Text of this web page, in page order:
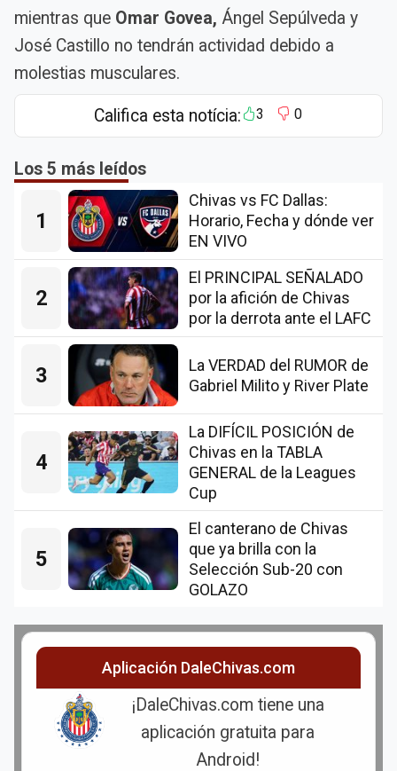
mientras que Omar Govea, Ángel Sepúlveda y
José Castillo no tendrán actividad debido a
molestias musculares.
Califica esta notícia: 3 0
Los 5 más leídos
1
Chivas vs FC Dallas:
Horario, Fecha y dónde ver
EN VIVO
2
El PRINCIPAL SEÑALADO
por la afición de Chivas
por la derrota ante el LAFC
3
La VERDAD del RUMOR de
Gabriel Milito y River Plate
4
La DIFÍCIL POSICIÓN de
Chivas en la TABLA
GENERAL de la Leagues
Cup
5
El canterano de Chivas
que ya brilla con la
Selección Sub-20 con
GOLAZO
Aplicación DaleChivas.com
¡DaleChivas.com tiene una
aplicación gratuita para
Android!